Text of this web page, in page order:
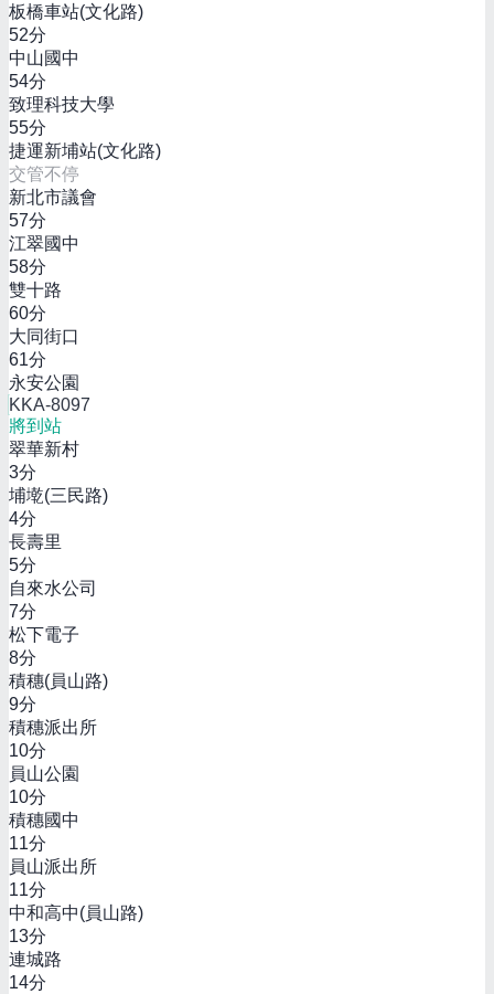
板橋車站(文化路)
52分
中山國中
54分
致理科技大學
55分
捷運新埔站(文化路)
交管不停
新北市議會
57分
江翠國中
58分
雙十路
60分
大同街口
61分
永安公園
KKA-8097
將到站
翠華新村
3分
埔墘(三民路)
4分
長壽里
5分
自來水公司
7分
松下電子
8分
積穗(員山路)
9分
積穗派出所
10分
員山公園
10分
積穗國中
11分
員山派出所
11分
中和高中(員山路)
13分
連城路
14分